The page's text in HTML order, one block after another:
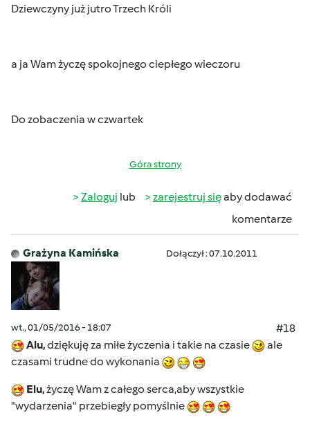
Dziewczyny już jutro Trzech Króli
a ja Wam życzę spokojnego ciepłego wieczoru
Do zobaczenia w czwartek
Góra strony
Zaloguj lub zarejestruj sięaby dodawać
komentarze
Grażyna Kamińska Dołączył : 07.10.2011
wt., 01/05/2016 - 18:07
#18
Alu,dziękuję za miłe życzenia i takie na czasie
ale
czasami trudne do wykonania
Elu,życzę Wam z całego serca,aby wszystkie
"wydarzenia" przebiegły pomyślnie